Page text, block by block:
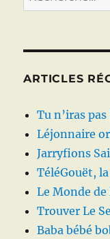
pour :
ARTICLES
Tu n’iras pas
Léjonnaire
Jarryfions
TéléGouët,
Le Monde
Trouver Le
Baba bébé